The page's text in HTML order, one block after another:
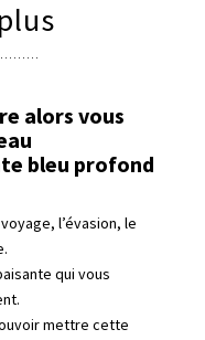
alors vous
bleu profond
l’évasion, le
qui vous
mettre cette